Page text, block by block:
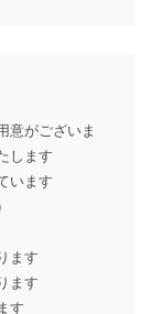
意がございま
します
います
ます
ます
す